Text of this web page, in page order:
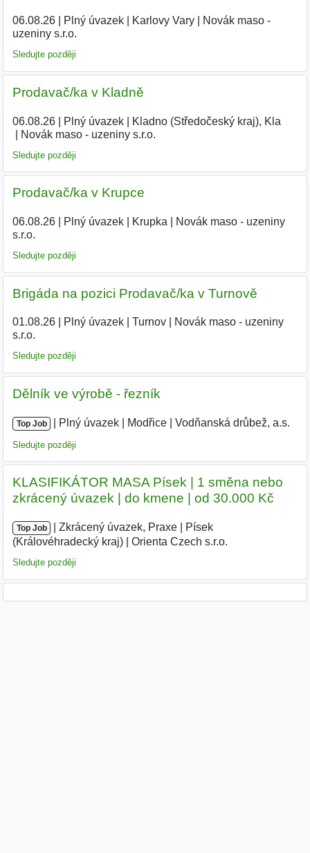
06.08.26| Plný úvazek| Karlovy Vary|
Novák maso -
uzeniny s.r.o.
Sledujte později
Prodavač/ka v Kladně
06.08.26| Plný úvazek| Kladno (Středočeský kraj), Kla
Novák maso - uzeniny s.r.o.
Sledujte později
Prodavač/ka v Krupce
06.08.26| Plný úvazek| Krupka
Novák maso - uzeniny
s.r.o.
Sledujte později
Brigáda na pozici Prodavač/ka v Turnově
01.08.26| Plný úvazek| Turnov|
Novák maso - uzeniny
s.r.o.
Sledujte později
Dělník ve výrobě - řezník
Top Job Plný úvazek Modřice Vodňanská drůbež, a.s.
Sledujte později
KLASIFIKÁTOR MASA Písek | 1 směna nebo
zkrácený úvazek | do kmene | od 30.000 Kč
Top Job Zkrácený úvazek, Praxe
Písek
(Královéhradecký kraj)| Orienta Czech s.r.o.
Sledujte později